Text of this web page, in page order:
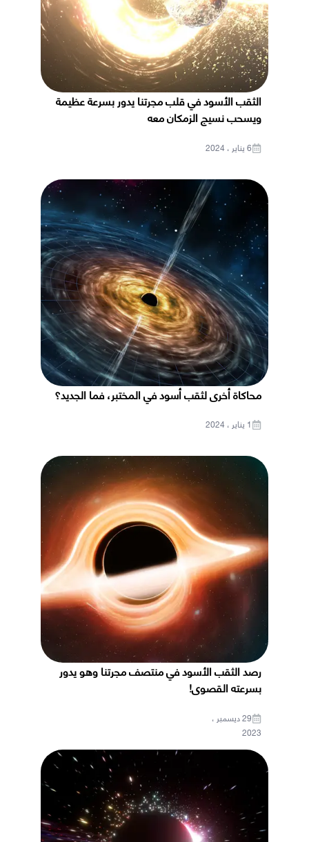
الثقب الأسود في قلب مجرتنا يدور بسرعة عظيمة
ويسحب نسيج الزمكان معه
6 يناير ، 2024
محاكاة أخرى لثقب أسود في المختبر، فما الجديد؟
1 يناير ، 2024
رصد الثقب الأسود في منتصف مجرتنا وهو يدور
بسرعته القصوى!
29 ديسمبر ،
2023